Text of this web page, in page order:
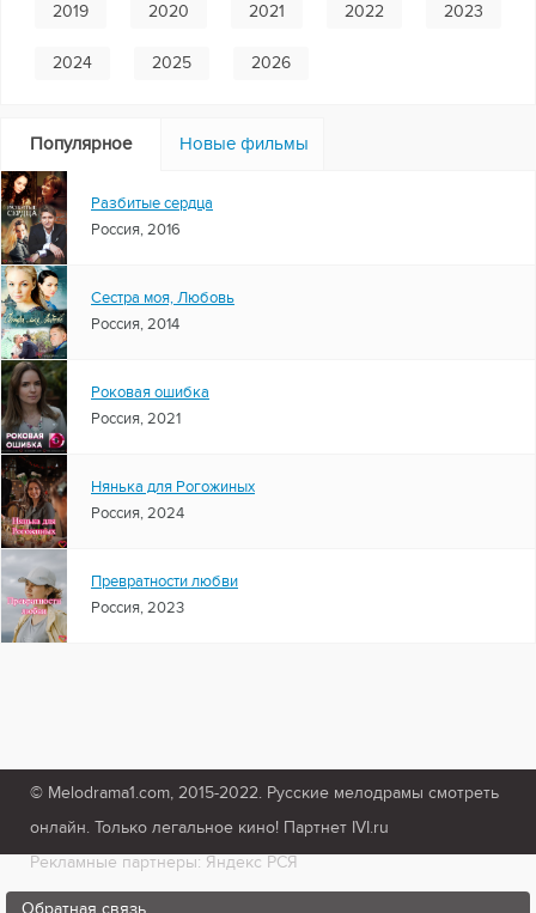
2019 2020 2021 2022 2023
2024 2025 2026
Популярное Новые фильмы
Разбитые сердца
Россия, 2016
Сестра моя, Любовь
Россия, 2014
Роковая ошибка
Россия, 2021
Нянька для Рогожиных
Россия, 2024
Превратности любви
Россия, 2023
© Melodrama1.com, 2015-2022. Русские мелодрамы смотреть
онлайн. Только легальное кино! Партнет IVI.ru
Рекламные партнеры: Яндекс РСЯ
Обратная связь